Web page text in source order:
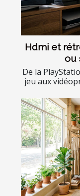
Hdmi et
ou
De la
jeu aux